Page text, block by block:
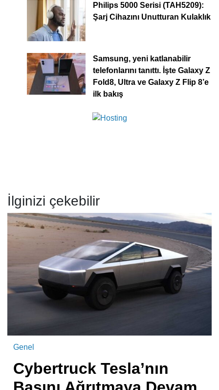
Philips 5000 Serisi (TAH5209):
Şarj Cihazını Unutturan Kulaklık
Samsung, yeni katlanabilir
telefonlarını tanıttı. İşte Galaxy Z
Fold8, Ultra ve Galaxy Z Flip 8’e
ilk bakış
İlginizi çekebilir
Genel
Cybertruck Tesla’nın